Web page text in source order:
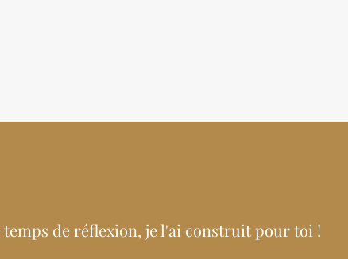
temps de réflexion, je l'ai construit pour toi !